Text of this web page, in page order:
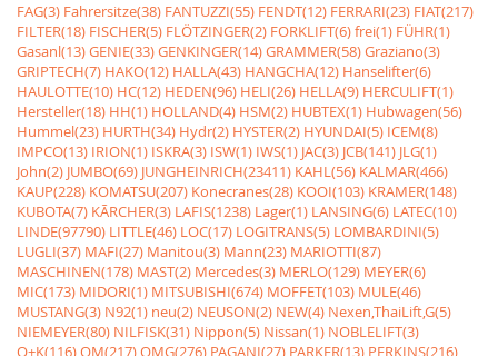
FAG(3) Fahrersitze(38) FANTUZZI(55) FENDT(12) FERRARI(23) FIAT(217)
FILTER(18) FISCHER(5) FLÖTZINGER(2) FORKLIFT(6)frei(1) FÜHR(1)
Gasanl(13)GENIE(33)GENKINGER(14)GRAMMER(58)Graziano(3)
GRIPTECH(7) HAKO(12) HALLA(43) HANGCHA(12) Hanselifter(6)
HAULOTTE(10) HC(12) HEDEN(96) HELI(26) HELLA(9) HERCULIFT(1)
Hersteller(18) HH(1) HOLLAND(4) HSM(2) HUBTEX(1) Hubwagen(56)
Hummel(23) HURTH(34) Hydr(2) HYSTER(2) HYUNDAI(5) ICEM(8)
IMPCO(13) IRION(1) ISKRA(3) ISW(1) IWS(1) JAC(3) JCB(141) JLG(1)
John(2) JUMBO(69) JUNGHEINRICH(23411) KAHL(56) KALMAR(466)
KAUP(228) KOMATSU(207) Konecranes(28) KOOI(103) KRAMER(148)
KUBOTA(7) KÃRCHER(3) LAFIS(1238) Lager(1) LANSING(6) LATEC(10)
LINDE(97790) LITTLE(46) LOC(17) LOGITRANS(5) LOMBARDINI(5)
LUGLI(37) MAFI(27) Manitou(3) Mann(23) MARIOTTI(87)
MASCHINEN(178) MAST(2) Mercedes(3) MERLO(129) MEYER(6)
MIC(173) MIDORI(1) MITSUBISHI(674) MOFFET(103) MULE(46)
MUSTANG(3) N92(1) neu(2) NEUSON(2) NEW(4) Nexen,ThaiLift,G(5)
NIEMEYER(80) NILFISK(31) Nippon(5) Nissan(1) NOBLELIFT(3)
O+K(116)OM(217)OMG(276) PAGANI(27) PARKER(13) PERKINS(216)